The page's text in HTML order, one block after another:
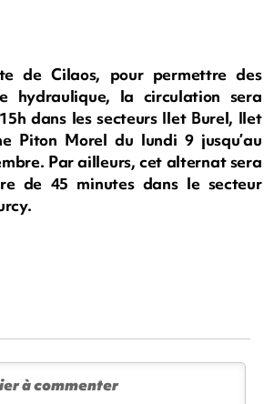
de Cilaos, pour permettre des
hydraulique, la circulation sera
dans les secteurs Ilet Burel, Ilet
Piton Morel du lundi 9 jusqu’au
Par ailleurs, cet alternat sera
de 45 minutes dans le secteur